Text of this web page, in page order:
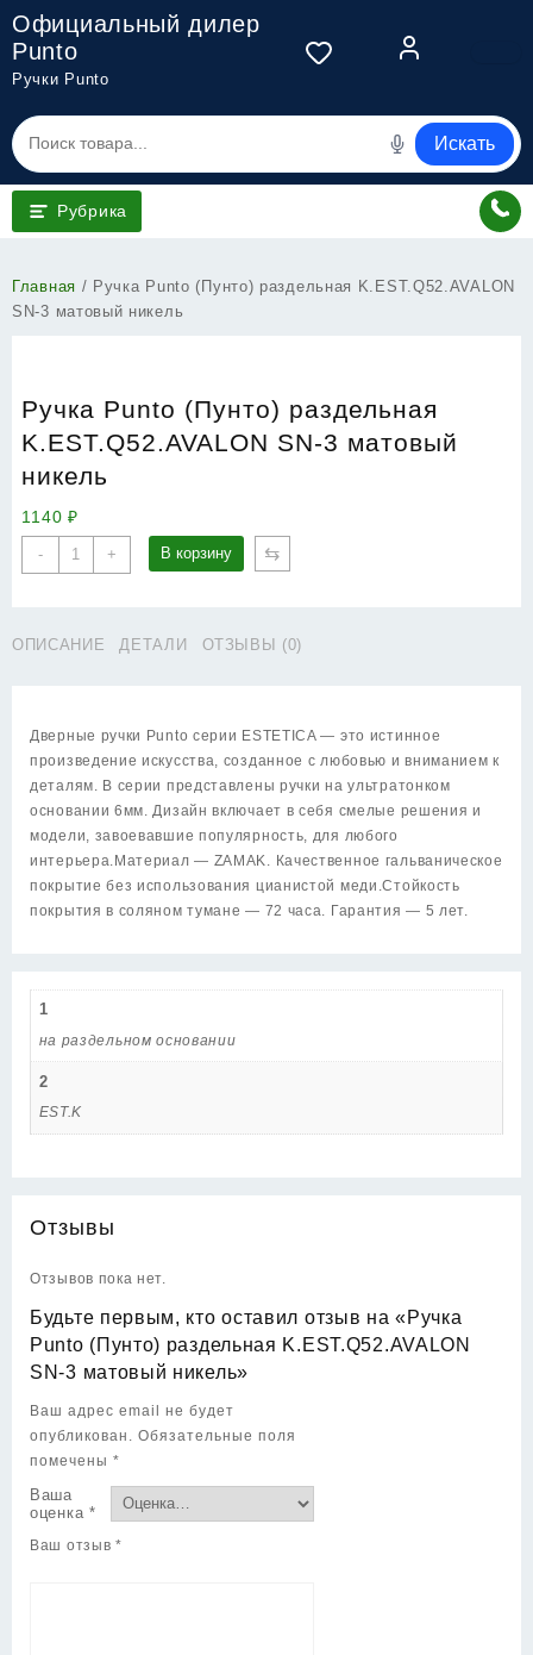
Перейти
содержимому
Официальный дилер
Punto
Ручки Punto
Искать
Рубрика
Главная / Ручка Punto (Пунто) раздельная K.EST.Q52.AVALON
SN-3 матовый никель
Ручка Punto (Пунто) раздельная
K.EST.Q52.AVALON SN-3 матовый
никель
1140 ₽
-
Количество
товара
(Пунто)
3
матовый
+ В корзину ⇆
ОПИСАНИЕ ДЕТАЛИ ОТЗЫВЫ (0)
Дверные ручки Punto серии ESTETICA — это истинное
произведение искусства, созданное с любовью и вниманием к
деталям. В серии представлены ручки на ультратонком
основании 6мм. Дизайн включает в себя смелые решения и
модели, завоевавшие популярность, для любого
интерьера.Материал — ZAMAK. Качественное гальваническое
покрытие без использования цианистой меди.Стойкость
покрытия в соляном тумане — 72 часа. Гарантия — 5 лет.
1
на раздельном основании
2
EST.K
Отзывы
Отзывов пока нет.
Будьте первым, кто оставил отзыв на «Ручка
Punto (Пунто) раздельная K.EST.Q52.AVALON
SN-3 матовый никель»
Ваш адрес email не будет
опубликован.
Обязательные поля
помечены *
Ваша
оценка *
Ваш отзыв *